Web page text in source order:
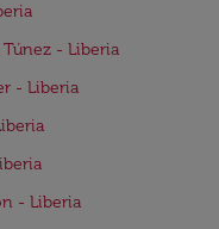
- Liberia
- Liberia
- Liberia